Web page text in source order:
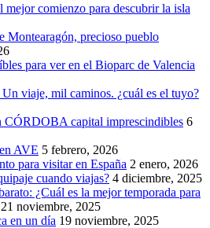
mejor comienzo para descubrir la isla
Montearagón, precioso pueblo
para ver en el Bioparc de Valencia
viaje, mil caminos. ¿cuál es el tuyo?
CÓRDOBA capital imprescindibles 6
AVE 5 febrero, 2026
para visitar en España 2 enero, 2026
cuando viajas? 4 diciembre, 2025
¿Cuál es la mejor temporada para
21 noviembre, 2025
en un día 19 noviembre, 2025